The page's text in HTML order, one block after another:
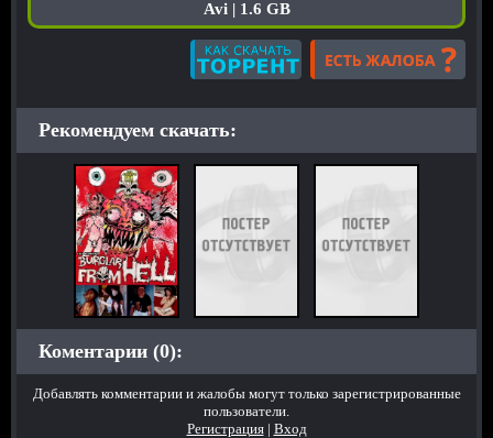
Avi | 1.6 GB
Рекомендуем скачать:
Коментарии (0):
Добавлять комментарии и жалобы могут только зарегистрированные
пользователи.
Регистрация| Вход